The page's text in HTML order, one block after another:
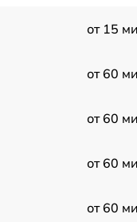
от 15
от 60
от 60
от 60
от 60